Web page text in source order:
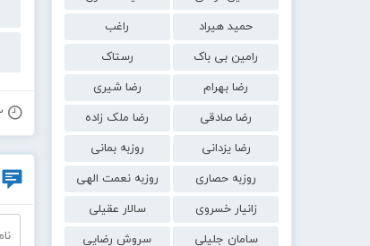
حمید هیراد
راغب
رامین بی باک
رستاک
رضا بهرام
رضا شیری
رضا صادقی
رضا ملک زاده
رضا یزدانی
روزبه بمانی
روزبه حصاری
روزبه نعمت الهی
زانیار خسروی
سالار عقیلی
سامان جلیلی
سروش رضایی
۱۲